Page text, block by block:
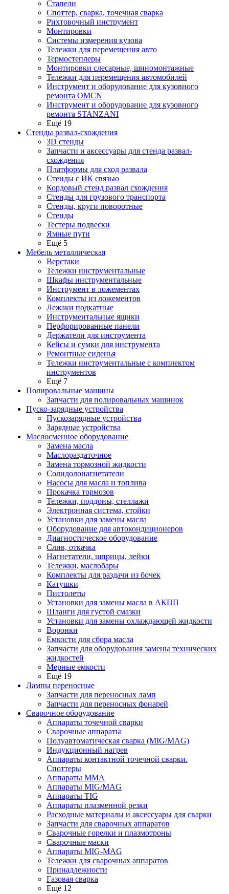
Стапели
Споттер, сварка, точечная сварка
Рихтовочный инструмент
Монтировки
Системы измерения кузова
Тележки для перемещения авто
Термостеплеры
Монтировки слесарные, шиномонтажные
Тележки для перемещения автомобилей
Инструмент и оборудование для кузовного
ремонта OMCN
Инструмент и оборудование для кузовного
ремонта STANZANI
Ещё 19
Стенды развал-схождения
3D стенды
Запчасти и аксессуары для стенда развал-
схождения
Платформы для сход развала
Стенды с ИК связью
Кордовый стенд развал схождения
Стенды для грузового транспорта
Стенды, круги поворотные
Стенды
Тестеры подвески
Ямные пути
Ещё 5
Мебель металлическая
Верстаки
Тележки инструментальные
Шкафы инструментальные
Инструмент в ложементах
Комплекты из ложементов
Лежаки подкатные
Инструментальные ящики
Перфорированные панели
Держатели для инструмента
Кейсы и сумки для инструмента
Ремонтные сиденья
Тележки инструментальные с комплектом
инструментов
Ещё 7
Полировальные машины
Запчасти для полировальных машинок
Пуско-зарядные устройства
Пускозарядные устройства
Зарядные устройства
Маслосменное оборудование
Замена масла
Маслораздаточное
Замена тормозной жидкости
Солидолонагнетатели
Насосы для масла и топлива
Прокачка тормозов
Тележки, поддоны, стеллажи
Электронная система, стойки
Установки для замены масла
Оборудование для автокондиционеров
Диагностическое оборудование
Слив, откачка
Нагнетатели, шприцы, лейки
Тележки, маслобары
Комплекты для раздачи из бочек
Катушки
Пистолеты
Установки для замены масла в АКПП
Шланги для густой смазки
Установки для замены охлаждающей жидкости
Воронки
Емкости для сбора масла
Запчасти для оборудования замены технических
жидкостей
Мерные емкости
Ещё 19
Лампы переносные
Запчасти для переносных ламп
Запчасти для переносных фонарей
Сварочное оборудование
Аппараты точечной сварки
Сварочные аппараты
Полуавтоматическая сварка (MIG/MAG)
Индукционный нагрев
Аппараты контактной точечной сварки.
Споттеры
Аппараты MMA
Аппараты MIG/MAG
Аппараты TIG
Аппараты плазменной резки
Расходные материалы и аксессуары для сварки
Запчасти для сварочных аппаратов
Сварочные горелки и плазмотроны
Сварочные маски
Аппараты MIG-MAG
Тележки для сварочных аппаратов
Принадлежности
Газовая сварка
Ещё 12